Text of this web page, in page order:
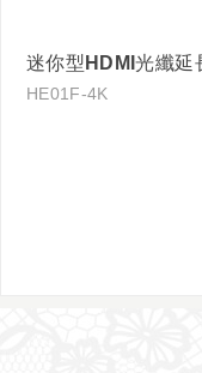
迷你型HDMI光纖延
HE01F-4K